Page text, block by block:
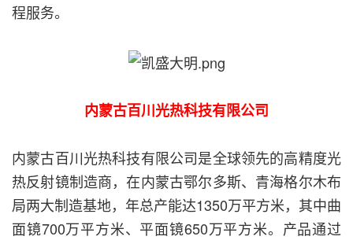
程服务。
内蒙古百川光热科技有限公司
内蒙古百川光热科技有限公司是全球领先的高精度光
热反射镜制造商，在内蒙古鄂尔多斯、青海格尔木布
局两大制造基地，年总产能达1350万平方米，其中曲
面镜700万平方米、平面镜650万平方米。产品通过